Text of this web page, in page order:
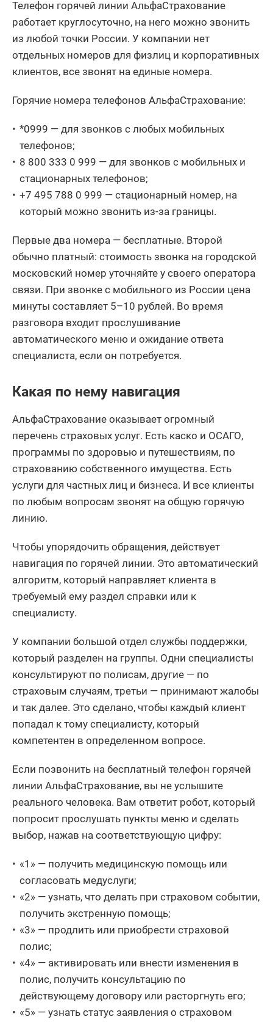
Телефон горячей линии АльфаСтрахование
работает круглосуточно, на него можно звонить
из любой точки России. У компании нет
отдельных номеров для физлиц и корпоративных
клиентов, все звонят на единые номера.
Горячие номера телефонов АльфаСтрахование:
*0999 — для звонков с любых мобильных
телефонов;
8 800 333 0 999 — для звонков с мобильных и
стационарных телефонов;
+7 495 788 0 999 — стационарный номер, на
который можно звонить из-за границы.
Первые два номера — бесплатные. Второй
обычно платный: стоимость звонка на городской
московский номер уточняйте у своего оператора
связи. При звонке с мобильного из России цена
минуты составляет 5–10 рублей. Во время
разговора входит прослушивание
автоматического меню и ожидание ответа
специалиста, если он потребуется.
Какая по нему навигация
АльфаСтрахование оказывает огромный
перечень страховых услуг. Есть каско и ОСАГО,
программы по здоровью и путешествиям, по
страхованию собственного имущества. Есть
услуги для частных лиц и бизнеса. И все клиенты
по любым вопросам звонят на общую горячую
линию.
Чтобы упорядочить обращения, действует
навигация по горячей линии. Это автоматический
алгоритм, который направляет клиента в
требуемый ему раздел справки или к
специалисту.
У компании большой отдел службы поддержки,
который разделен на группы. Одни специалисты
консультируют по полисам, другие — по
страховым случаям, третьи — принимают жалобы
и так далее. Это сделано, чтобы каждый клиент
попадал к тому специалисту, который
компетентен в определенном вопросе.
Если позвонить на бесплатный телефон горячей
линии АльфаСтрахование, вы не услышите
реального человека. Вам ответит робот, который
попросит прослушать пункты меню и сделать
выбор, нажав на соответствующую цифру:
«1» — получить медицинскую помощь или
согласовать медуслуги;
«2» — узнать, что делать при страховом событии,
получить экстренную помощь;
«3» — продлить или приобрести страховой
полис;
«4» — активировать или внести изменения в
полис, получить консультацию по
действующему договору или расторгнуть его;
«5» — узнать статус заявления о страховом